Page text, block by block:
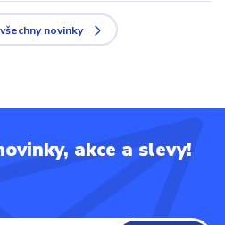
novinky
akce a slevy!